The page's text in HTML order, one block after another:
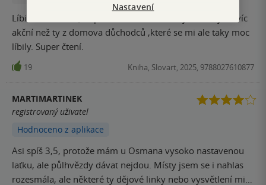
Líbila se mi moc, odpočinková detektivka je svižnější a víc
akční než ty z domova důchodců ,které se mi ale taky moc
líbily. Super čtení.
19 Kniha, Slovart, 2025, 9788027610877
MARTIMARTINEK
registrovaný uživatel
Hodnoceno z aplikace
Asi spíš 3,5, protože mám u Osmana vysoko nastavenou
laťku, ale půlhvězdy dávat nejdou. Místy jsem se i nahlas
rozesmála, ale některé ty dějové linky nebo vysvětlení mi
Nastavení